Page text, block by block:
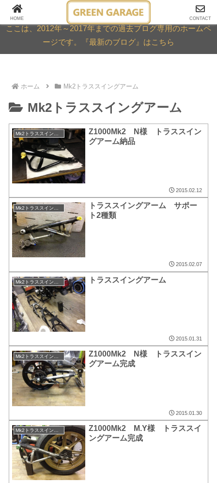
GREEN GARAGE ARCHIVE
ここは、2012年～2017年までの過去ブログ専用のホームペ
ージです。『最新のブログ』はこちら
ホーム Mk2トラススイングアーム
Mk2トラススイングアーム
Z1000Mk2 N様 トラススイン
グアーム納品
2015.02.12
トラススイングアーム サポー
ト2種類
2015.02.07
トラススイングアーム
2015.01.31
Z1000Mk2 N様 トラススイン
グアーム完成
2015.01.30
Mk2トラススイングアーム
Z1000Mk2 M.Y様 トラススイ
ングアーム完成
HOME CONTACT